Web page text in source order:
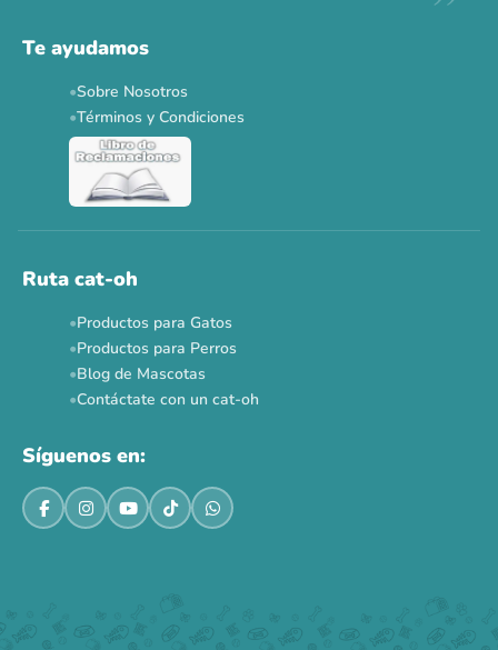
Ver todas las promos 🐾
Te ayudamos
Sobre Nosotros
Términos y Condiciones
Ruta cat-oh
Productos para Gatos
Productos para Perros
Blog de Mascotas
Contáctate con un cat-oh
Síguenos en: